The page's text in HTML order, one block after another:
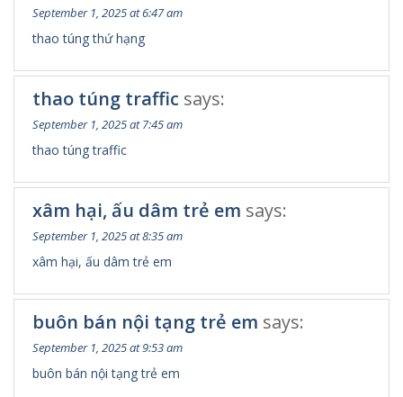
September 1, 2025 at 6:47 am
thao túng thứ hạng
thao túng traffic says:
September 1, 2025 at 7:45 am
thao túng traffic
xâm hại, ấu dâm trẻ em says:
September 1, 2025 at 8:35 am
xâm hại, ấu dâm trẻ em
buôn bán nội tạng trẻ em says:
September 1, 2025 at 9:53 am
buôn bán nội tạng trẻ em